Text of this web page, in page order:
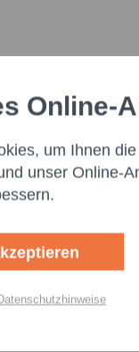
Online-
um Ihnen
unser Online-